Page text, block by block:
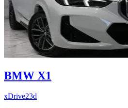
BMW X1
xDrive23d